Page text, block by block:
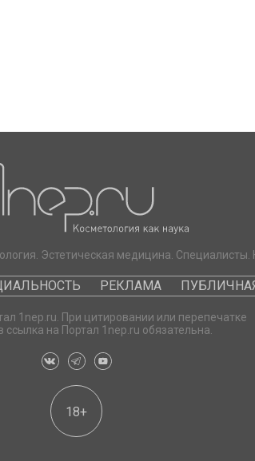
Эстетическая медицина.
РЕКЛАМА
1nep.ru. При цитировании или перепечатке
ссылка на Портал 1nep.ru обязательна.
18+